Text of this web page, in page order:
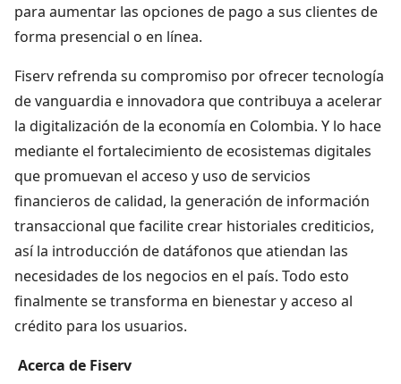
para aumentar las opciones de pago a sus clientes de
forma presencial o en línea.
Fiserv refrenda su compromiso por ofrecer tecnología
de vanguardia e innovadora que contribuya a acelerar
la digitalización de la economía en Colombia. Y lo hace
mediante el fortalecimiento de ecosistemas digitales
que promuevan el acceso y uso de servicios
financieros de calidad, la generación de información
transaccional que facilite crear historiales crediticios,
así la introducción de datáfonos que atiendan las
necesidades de los negocios en el país. Todo esto
finalmente se transforma en bienestar y acceso al
crédito para los usuarios.
Acerca de Fiserv